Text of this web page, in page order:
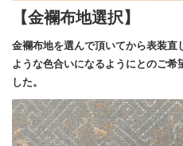
【金襴布地選択】
金襴布地を選んで頂いてから表装直
ような色合いになるようにとのご希
した。